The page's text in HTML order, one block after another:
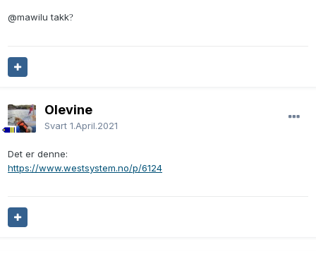
@mawilu takk?
Olevine
Svart 1.April.2021
Det er denne:
https://www.westsystem.no/p/6124